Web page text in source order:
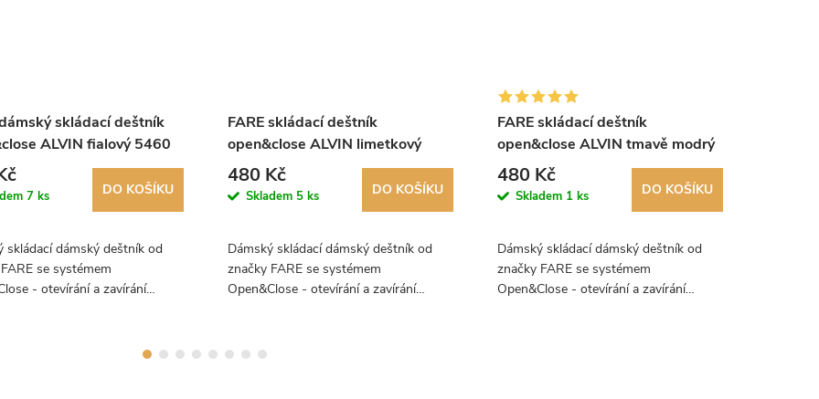
skládací deštník
ALVIN fialový 5460
7 ks DO KOŠÍKU
skládací dámský deštník od
se systémem
- otevírání a zavírání
FARE skládací deštník
open&close ALVIN limetkový
5460
480 Kč
Skladem 5 ks DO KOŠÍKU
Dámský skládací dámský deštník od
značky FARE se systémem
Open&Close - otevírání a zavírání
designem!
FARE skládací deštník
open&close ALVIN tmavě modrý
5460
480 Kč
Skladem 1 ks DO KOŠÍKU
Dámský skládací dámský deštník od
značky FARE se systémem
Open&Close - otevírání a zavírání